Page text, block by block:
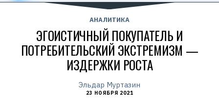
АНАЛИТИКА
ЭГОИСТИЧНЫЙ ПОКУПАТЕЛЬ И
ПОТРЕБИТЕЛЬСКИЙ ЭКСТРЕМИЗМ —
ИЗДЕРЖКИ РОСТА
Эльдар Муртазин
23 НОЯБРЯ 2021